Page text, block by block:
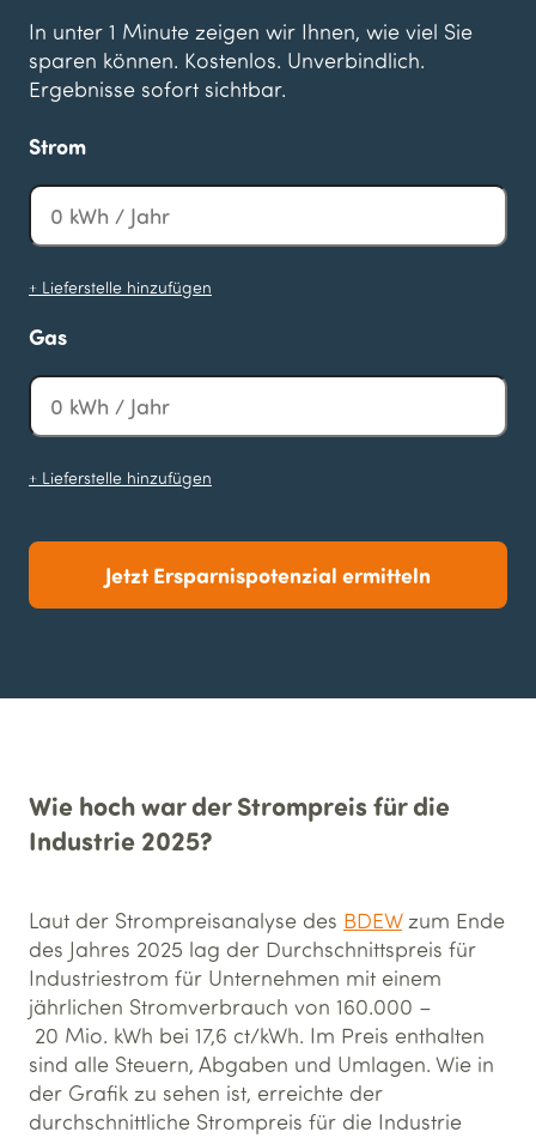
In unter 1 Minute zeigen wir Ihnen, wie viel Sie
sparen können. Kostenlos. Unverbindlich.
Ergebnisse sofort sichtbar.
Strom
+ Lieferstelle hinzufügen
Gas
+ Lieferstelle hinzufügen
Jetzt Ersparnispotenzial ermitteln
Wie hoch war der Strompreis für die
Industrie 2025?
Laut der Strompreisanalyse des BDEWzum Ende
des Jahres 2025 lag der Durchschnittspreis für
Industriestrom für Unternehmen mit einem
jährlichen Stromverbrauch von 160.000 –
20 Mio. kWh bei 17,6 ct/kWh. Im Preis enthalten
sind alle Steuern, Abgaben und Umlagen. Wie in
der Grafik zu sehen ist, erreichte der
durchschnittliche Strompreis für die Industrie